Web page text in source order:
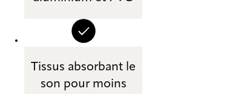
Tissus absorbant le
son pour moins